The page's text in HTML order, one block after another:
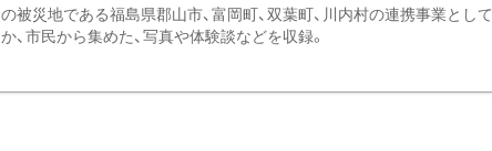
被災地である福島県郡山市、富岡町、双葉町、川内村の連携事業とし
、市民から集めた、写真や体験談などを収録。